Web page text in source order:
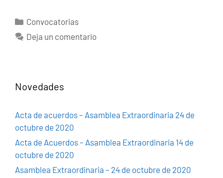
Categorías
Convocatorias
Deja un comentario
Novedades
Acta de acuerdos – Asamblea Extraordinaria 24 de
octubre de 2020
Acta de Acuerdos – Asamblea Extraordinaria 14 de
octubre de 2020
Asamblea Extraordinaria – 24 de octubre de 2020